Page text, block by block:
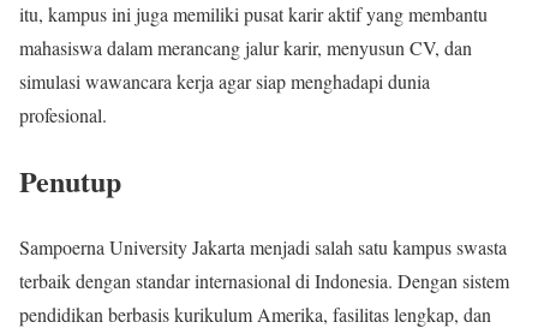
itu, kampus ini juga memiliki pusat karir aktif yang membantu
mahasiswa dalam merancang jalur karir, menyusun CV, dan
simulasi wawancara kerja agar siap menghadapi dunia
profesional.
Penutup
Sampoerna University Jakarta menjadi salah satu kampus swasta
terbaik dengan standar internasional di Indonesia. Dengan sistem
pendidikan berbasis kurikulum Amerika, fasilitas lengkap, dan